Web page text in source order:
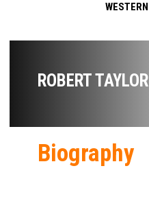
WESTERN
ROBERT TAYLOR
Biography